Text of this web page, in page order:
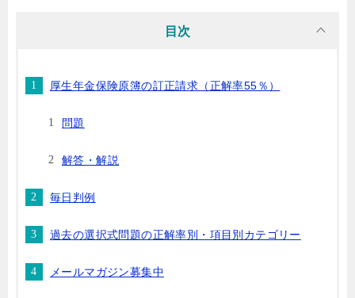
目次
厚生年金保険原簿の訂正請求（正解率55％）
問題
解答・解説
毎日判例
過去の選択式問題の正解率別・項目別カテゴリー
メールマガジン募集中